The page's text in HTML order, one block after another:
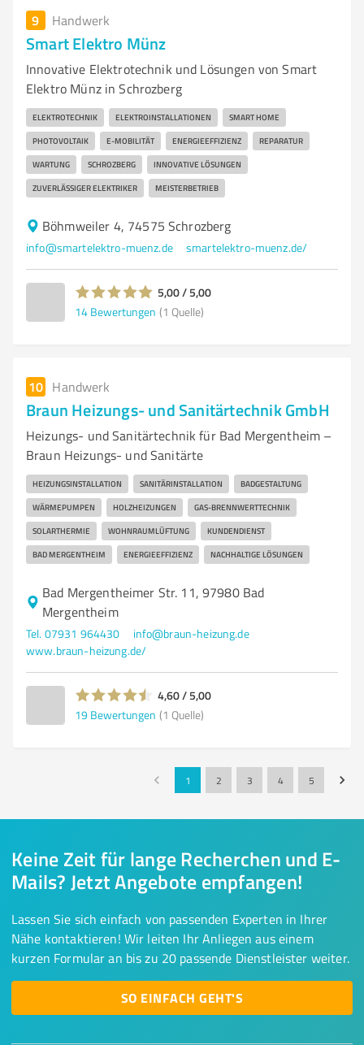
9 Handwerk
Smart Elektro Münz
Innovative Elektrotechnik und Lösungen von Smart
Elektro Münz in Schrozberg
ELEKTROTECHNIK ELEKTROINSTALLATIONEN SMART HOME
PHOTOVOLTAIK E-MOBILITÄT ENERGIEEFFIZIENZ REPARATUR
WARTUNG SCHROZBERG INNOVATIVE LÖSUNGEN
ZUVERLÄSSIGER ELEKTRIKER MEISTERBETRIEB
Böhmweiler 4, 74575 Schrozberg
info@smartelektro-muenz.de smartelektro-muenz.de/
5,00 / 5,00
14 Bewertungen (1 Quelle)
10 Handwerk
Braun Heizungs- und Sanitärtechnik GmbH
Heizungs- und Sanitärtechnik für Bad Mergentheim –
Braun Heizungs- und Sanitärte
HEIZUNGSINSTALLATION SANITÄRINSTALLATION BADGESTALTUNG
WÄRMEPUMPEN HOLZHEIZUNGEN GAS-BRENNWERTTECHNIK
SOLARTHERMIE WOHNRAUMLÜFTUNG KUNDENDIENST
BAD MERGENTHEIM ENERGIEEFFIZIENZ NACHHALTIGE LÖSUNGEN
Bad Mergentheimer Str. 11, 97980 Bad
Mergentheim
Tel. 07931 964430
info@braun-heizung.de
www.braun-heizung.de/
4,60 / 5,00
19 Bewertungen (1 Quelle)
1 2 3 4 5
Keine Zeit für lange Recherchen und E-
Mails? Jetzt Angebote empfangen!
Lassen Sie sich einfach von passenden Experten in Ihrer
Nähe kontaktieren! Wir leiten Ihr Anliegen aus einem
kurzen Formular an bis zu 20 passende Dienstleister weiter.
SO EINFACH GEHT'S